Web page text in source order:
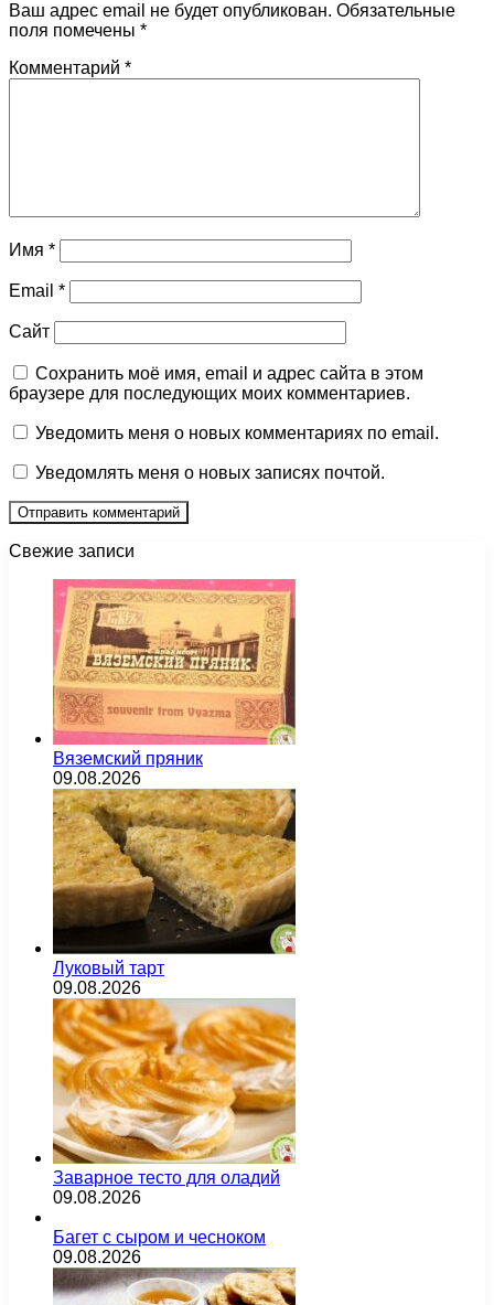
Ваш адрес email не будет опубликован. Обязательные
поля помечены *
Комментарий *
Имя *
Email *
Сайт
Сохранить моё имя, email и адрес сайта в этом
браузере для последующих моих комментариев.
Уведомить меня о новых комментариях по email.
Уведомлять меня о новых записях почтой.
Свежие записи
Вяземский пряник
09.08.2026
Луковый тарт
09.08.2026
Заварное тесто для оладий
09.08.2026
Багет с сыром и чесноком
09.08.2026